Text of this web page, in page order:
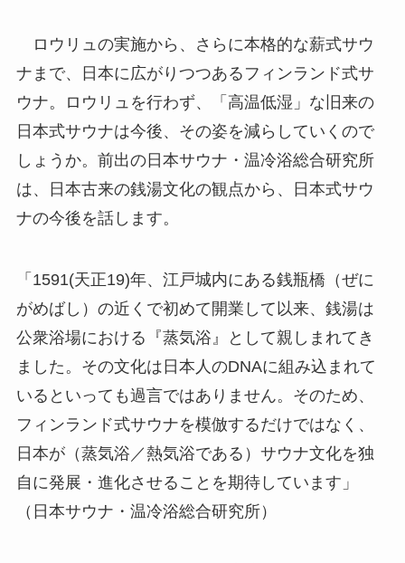
ロウリュの実施から、さらに本格的な薪式サウ
ナまで、日本に広がりつつあるフィンランド式サ
ウナ。ロウリュを行わず、「高温低湿」な旧来の
日本式サウナは今後、その姿を減らしていくので
しょうか。前出の日本サウナ・温冷浴総合研究所
は、日本古来の銭湯文化の観点から、日本式サウ
ナの今後を話します。
「1591(天正19)年、江戸城内にある銭瓶橋（ぜに
がめばし）の近くで初めて開業して以来、銭湯は
公衆浴場における『蒸気浴』として親しまれてき
ました。その文化は日本人のDNAに組み込まれて
いるといっても過言ではありません。そのため、
フィンランド式サウナを模倣するだけではなく、
日本が（蒸気浴／熱気浴である）サウナ文化を独
自に発展・進化させることを期待しています」
（日本サウナ・温冷浴総合研究所）